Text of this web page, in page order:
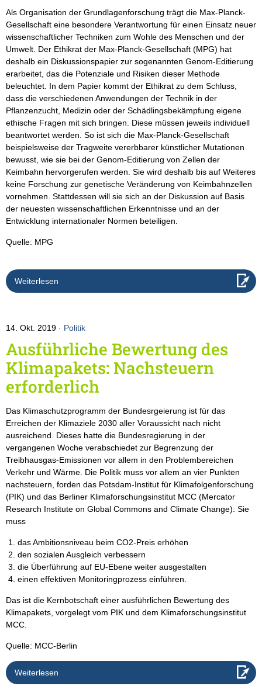
Als Organisation der Grundlagenforschung trägt die Max-Planck-
Gesellschaft eine besondere Verantwortung für einen Einsatz neuer
wissenschaftlicher Techniken zum Wohle des Menschen und der
Umwelt. Der Ethikrat der Max-Planck-Gesellschaft (MPG) hat
deshalb ein Diskussionspapier zur sogenannten Genom-Editierung
erarbeitet, das die Potenziale und Risiken dieser Methode
beleuchtet. In dem Papier kommt der Ethikrat zu dem Schluss,
dass die verschiedenen Anwendungen der Technik in der
Pflanzenzucht, Medizin oder der Schädlingsbekämpfung eigene
ethische Fragen mit sich bringen. Diese müssen jeweils individuell
beantwortet werden. So ist sich die Max-Planck-Gesellschaft
beispielsweise der Tragweite vererbbarer künstlicher Mutationen
bewusst, wie sie bei der Genom-Editierung von Zellen der
Keimbahn hervorgerufen werden. Sie wird deshalb bis auf Weiteres
keine Forschung zur genetische Veränderung von Keimbahnzellen
vornehmen. Stattdessen will sie sich an der Diskussion auf Basis
der neuesten wissenschaftlichen Erkenntnisse und an der
Entwicklung internationaler Normen beteiligen.
Quelle: MPG
Weiterlesen
14. Okt. 2019 Politik
Ausführliche Bewertung des
Klimapakets: Nachsteuern
erforderlich
Das Klimaschutzprogramm der Bundesrgeierung ist für das
Erreichen der Klimaziele 2030 aller Voraussicht nach nicht
ausreichend. Dieses hatte die Bundesregierung in der
vergangenen Woche verabschiedet zur Begrenzung der
Treibhausgas-Emissionen vor allem in den Problembereichen
Verkehr und Wärme. Die Politik muss vor allem an vier Punkten
nachsteuern, forden das Potsdam-Institut für Klimafolgenforschung
(PIK) und das Berliner Klimaforschungsinstitut MCC (Mercator
Research Institute on Global Commons and Climate Change): Sie
muss
das Ambitionsniveau beim CO2-Preis erhöhen
den sozialen Ausgleich verbessern
die Überführung auf EU-Ebene weiter ausgestalten
einen effektiven Monitoringprozess einführen.
Das ist die Kernbotschaft einer ausführlichen Bewertung des
Klimapakets, vorgelegt vom PIK und dem Klimaforschungsinstitut
MCC.
Quelle: MCC-Berlin
Weiterlesen